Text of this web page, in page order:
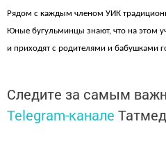
Рядом с каждым членом УИК
Юные бугульминцы знают, что на этом
и приходят с родителями и бабушками
Следите за самым
Telegram-канале